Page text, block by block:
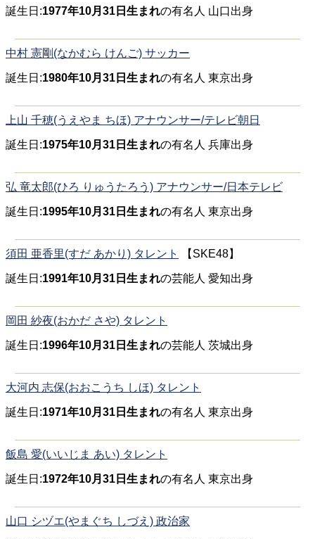
誕生日:1977年10月31日生まれの有名人 山口出身
中村 憲剛(なかむら けんご) サッカー
誕生日:1980年10月31日生まれの有名人 東京出身
上山 千穂(うえやま ちほ) アナウンサー/テレビ朝日
誕生日:1975年10月31日生まれの有名人 兵庫出身
弘 竜太郎(ひろ りゅうたろう) アナウンサー/日本テレビ
誕生日:1995年10月31日生まれの有名人 東京出身
須田 亜香里(すだ あかり) タレント 【SKE48】
誕生日:1991年10月31日生まれの芸能人 愛知出身
岡田 紗夜(おかだ さや) タレント
誕生日:1996年10月31日生まれの芸能人 茨城出身
大河内 志保(おおこうち しほ) タレント
誕生日:1971年10月31日生まれの有名人 東京出身
飯島 愛(いいじま あい) タレント
誕生日:1972年10月31日生まれの有名人 東京出身
山口 シヅエ(やまぐち しづえ) 政治家